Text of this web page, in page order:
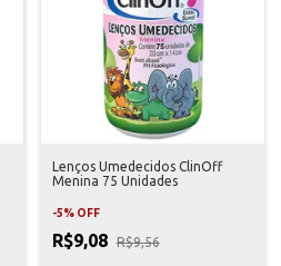
Lenços Umedecidos ClinOff
Menina 75 Unidades
-5% OFF
R$9,08 R$9,56